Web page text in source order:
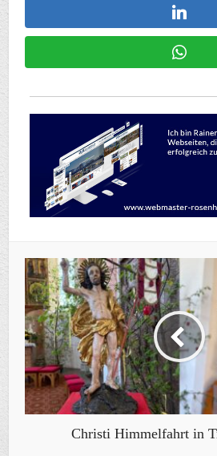
Christi Himmelfahrt in